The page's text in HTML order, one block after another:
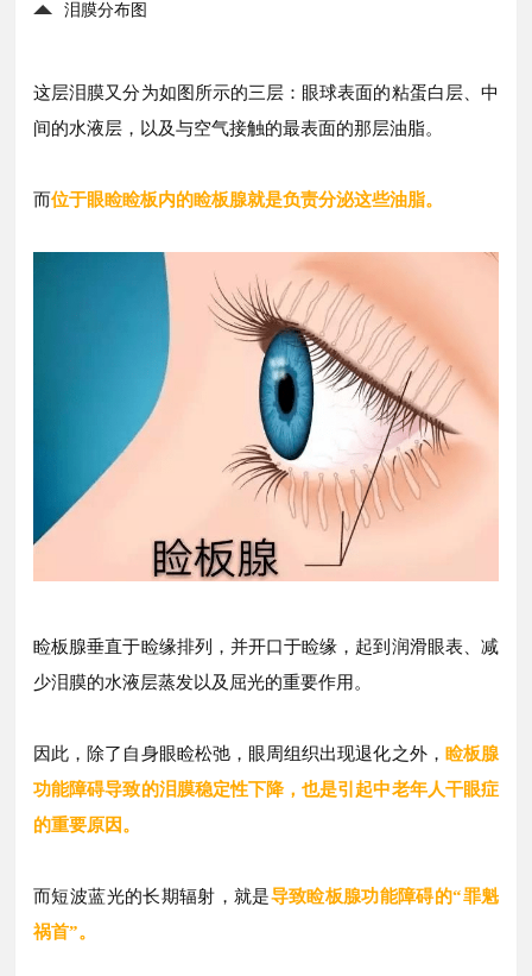
泪膜分布图
这层泪膜又分为如图所示的三层： 眼球表面的粘蛋白层、 中
间的水液层 ， 以及与空气接触的最表面的那层油脂。
而位于眼睑睑板内的睑板腺就是负责分泌这些油脂。
睑板腺垂直于睑缘排列，并开口于睑缘， 起到润滑眼表、减
少泪膜的水液层蒸发以及屈光的重要作用。
因此，除了自身眼睑松弛，眼周组织出现退化之外， 睑板腺
功能障碍导致的泪膜稳定性下降，也是引起中老年人干眼症
的重要原因。
而短波蓝光的长期辐射， 就是导致睑板腺功能障碍的“罪魁
祸首”。